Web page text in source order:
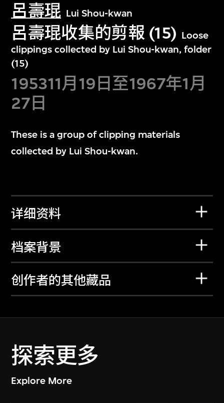
呂壽琨 Lui Shou-kwan
呂壽琨收集的剪報 (15) Loose
clippings collected by Lui Shou-kwan, folder
(15)
195311月19日至1967年1月
27日
These is a group of clipping materials
collected by Lui Shou-kwan.
详细资料
档案背景
创作者的其他藏品
探索更多
Explore More